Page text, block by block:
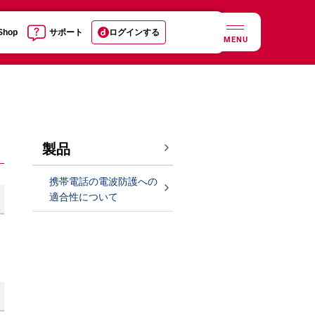
サポート ログインする
MENU
製品
携帯電話の電波防護への
適合性について